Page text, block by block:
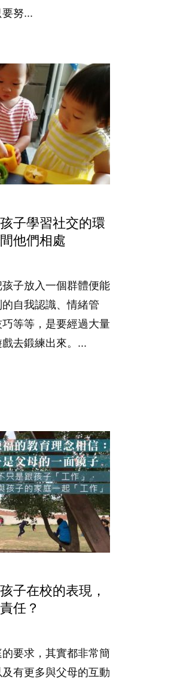
努...
子學習社交的環
他們相處
子放入一個群體便能
自我認識、情緒管
等等，是要經過大量
去鍛練出來。...
子在校的表現，
任？
要求，其實都非常簡
有更多與父母的互動